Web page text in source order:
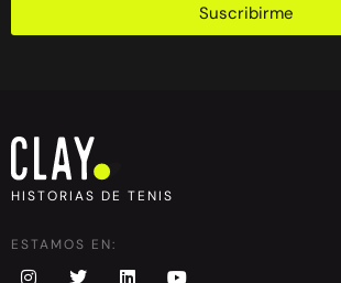
Suscribirme
HISTORIAS DE TENIS
ESTAMOS EN: